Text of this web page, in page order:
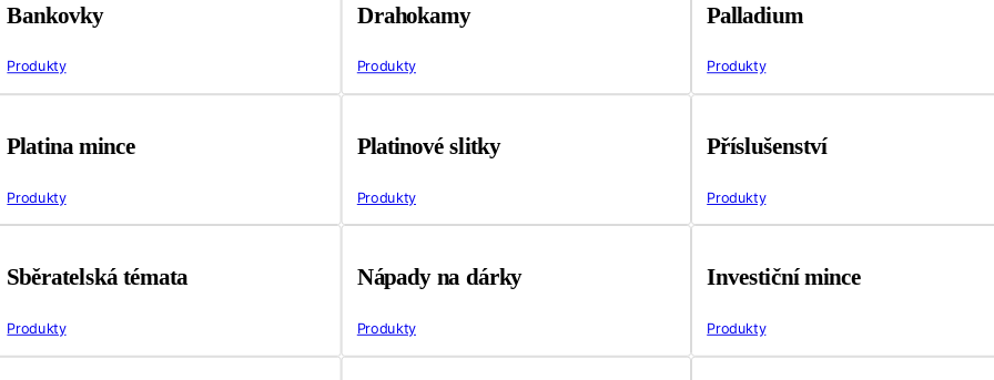
Bankovky
Produkty
Drahokamy
Produkty
Palladium
Produkty
Platina mince
Produkty
Platinové slitky
Produkty
Příslušenství
Produkty
Sběratelská témata
Produkty
Nápady na dárky
Produkty
Investiční mince
Produkty